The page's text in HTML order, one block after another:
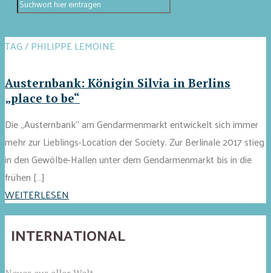
TAG / PHILIPPE LEMOINE
Austernbank: Königin Silvia in Berlins
„place to be“
Die „Austernbank“ am Gendarmenmarkt entwickelt sich immer
mehr zur Lieblings-Location der Society. Zur Berlinale 2017 stieg
in den Gewölbe-Hallen unter dem Gendarmenmarkt bis in die
frühen […]
WEITERLESEN
INTERNATIONAL